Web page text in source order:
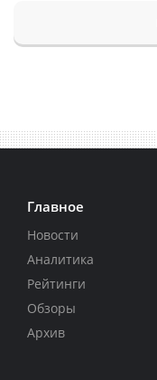
Главное
Новости
Аналитика
Рейтинги
Обзоры
Архив